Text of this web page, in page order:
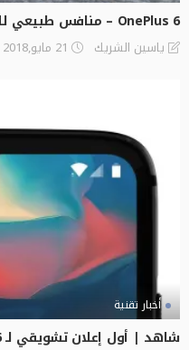
OnePlus 6 – منافس طبيعي للهواتف الرائدة بسعر اقتصادي!
ياسين الشريك 21 مايو,2018
أخبار تقنية
شاهد | أول إعلان تشويقي لـ OnePlus 6